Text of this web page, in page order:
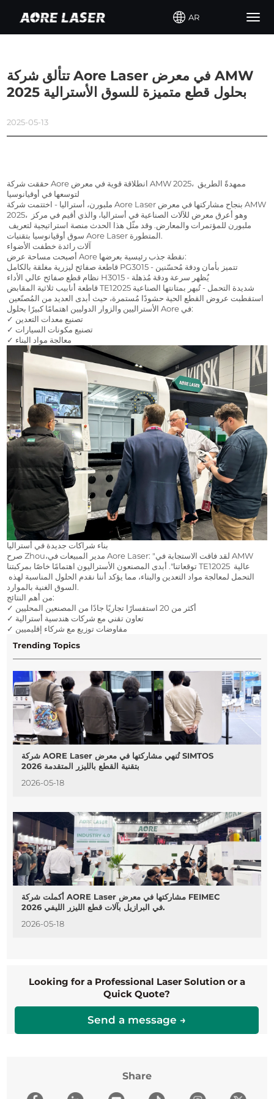
AR
تتألق شركة Aore Laser في معرض AMW
2025 بحلول قطع متميزة للسوق الأسترالية
2025-05-13
حققت شركة Aore انطلاقة قوية في معرض AMW 2025، ممهدةً الطريق
لتوسعها في أوقيانوسيا
ملبورن، أستراليا - اختتمت شركة Aore Laser بنجاح مشاركتها في معرض AMW
2025، وهو أعرق معرض للآلات الصناعية في أستراليا، والذي أقيم في مركز
سوق أوقيانوسيا بتقنيات Aore Laser المتطورة.
آلات رائدة خطفت الأضواء
أصبحت مساحة عرض Aore نقطة جذب رئيسية بعرضها:
قاطعة صفائح ليزرية مغلقة بالكامل PG3015 - تتميز بأمان ودقة مُحسّنين
نظام قطع صفائح عالي الأداء H3015 - يُظهر سرعة ودقة مُذهلة
قاطعة أنابيب ثلاثية المقابض TE12025 شديدة التحمل - تُبهر بمتانتها الصناعية
الأستراليين والزوار الدوليين اهتمامًا كبيرًا بحلول Aore في:
✓ تصنيع معدات التعدين
✓ تصنيع مكونات السيارات
✓ معالجة مواد البناء
بناء شراكات جديدة في أستراليا
صرح Zhou،مدير المبيعات في Aore Laser: "لقد فاقت الاستجابة في AMW
توقعاتنا". أبدى المصنعون الأستراليون اهتمامًا خاصًا بمركبتنا TE12025 عالية
السوق الغنية بالموارد.
من أهم النتائج:
✓ أكثر من 20 استفسارًا تجاريًا جادًا من المصنعين المحليين
✓ تعاون تقني مع شركات هندسية أسترالية
✓ مفاوضات توزيع مع شركاء إقليميين
Trending Topics
شركة AORE Laser تُنهي مشاركتها في معرض SIMTOS
2026 بتقنية القطع بالليزر المتقدمة
2026-05-18
أكملت شركة AORE Laser مشاركتها في معرض FEIMEC
2026 في البرازيل بآلات قطع الليزر الليفي.
2026-05-18
Looking for a Professional Laser Solution or a
Quick Quote?
Send a message →
Share